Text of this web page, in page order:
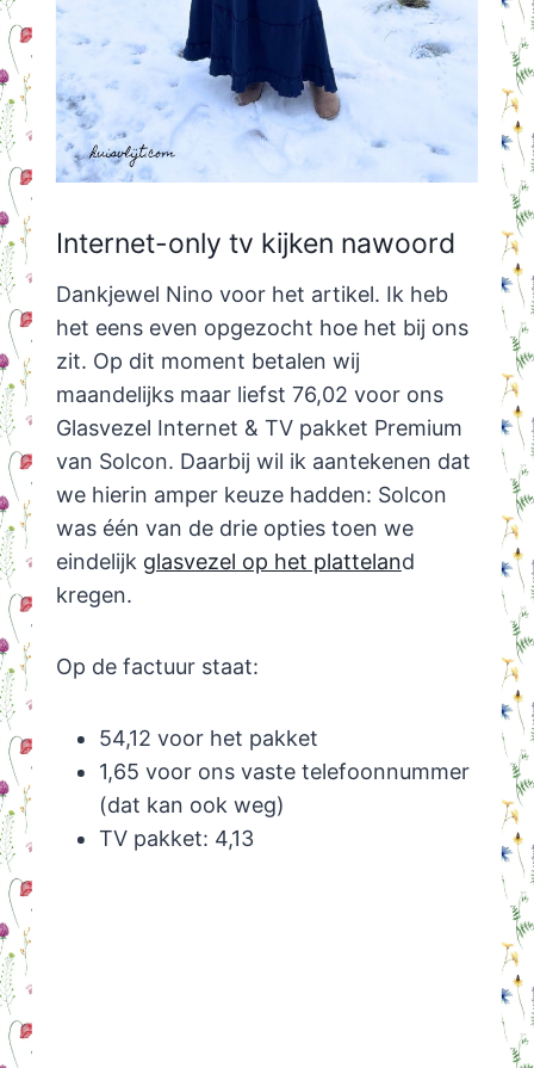
Internet-only tv kijken nawoord
Dankjewel Nino voor het artikel. Ik heb
het eens even opgezocht hoe het bij ons
zit. Op dit moment betalen wij
maandelijks maar liefst 76,02 voor ons
Glasvezel Internet & TV pakket Premium
van Solcon. Daarbij wil ik aantekenen dat
we hierin amper keuze hadden: Solcon
was één van de drie opties toen we
eindelijk glasvezel op het platteland
kregen.
Op de factuur staat:
54,12 voor het pakket
1,65 voor ons vaste telefoonnummer
(dat kan ook weg)
TV pakket: 4,13